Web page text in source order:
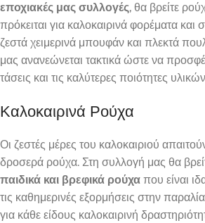
εποχιακές μας συλλογές, θα βρείτε
πρόκειται για καλοκαιρινά φορέματα και
ζεστά χειμερινά μπουφάν και πλεκτά
μας ανανεώνεται τακτικά ώστε να
τάσεις και τις καλύτερες ποιότητες
Καλοκαιρινά Ρούχα
Οι ζεστές μέρες του καλοκαιριού
δροσερά ρούχα. Στη συλλογή μας θα
παιδικά και βρεφικά ρούχα που είναι
τις καθημερινές εξορμήσεις στην
για κάθε είδους καλοκαιρινή